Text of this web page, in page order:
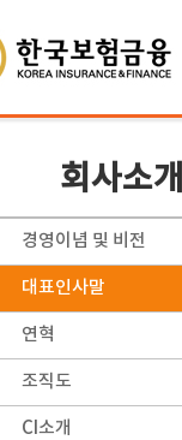
회사소개
경영이념 및 비전
대표인사말
연혁
조직도
CI소개